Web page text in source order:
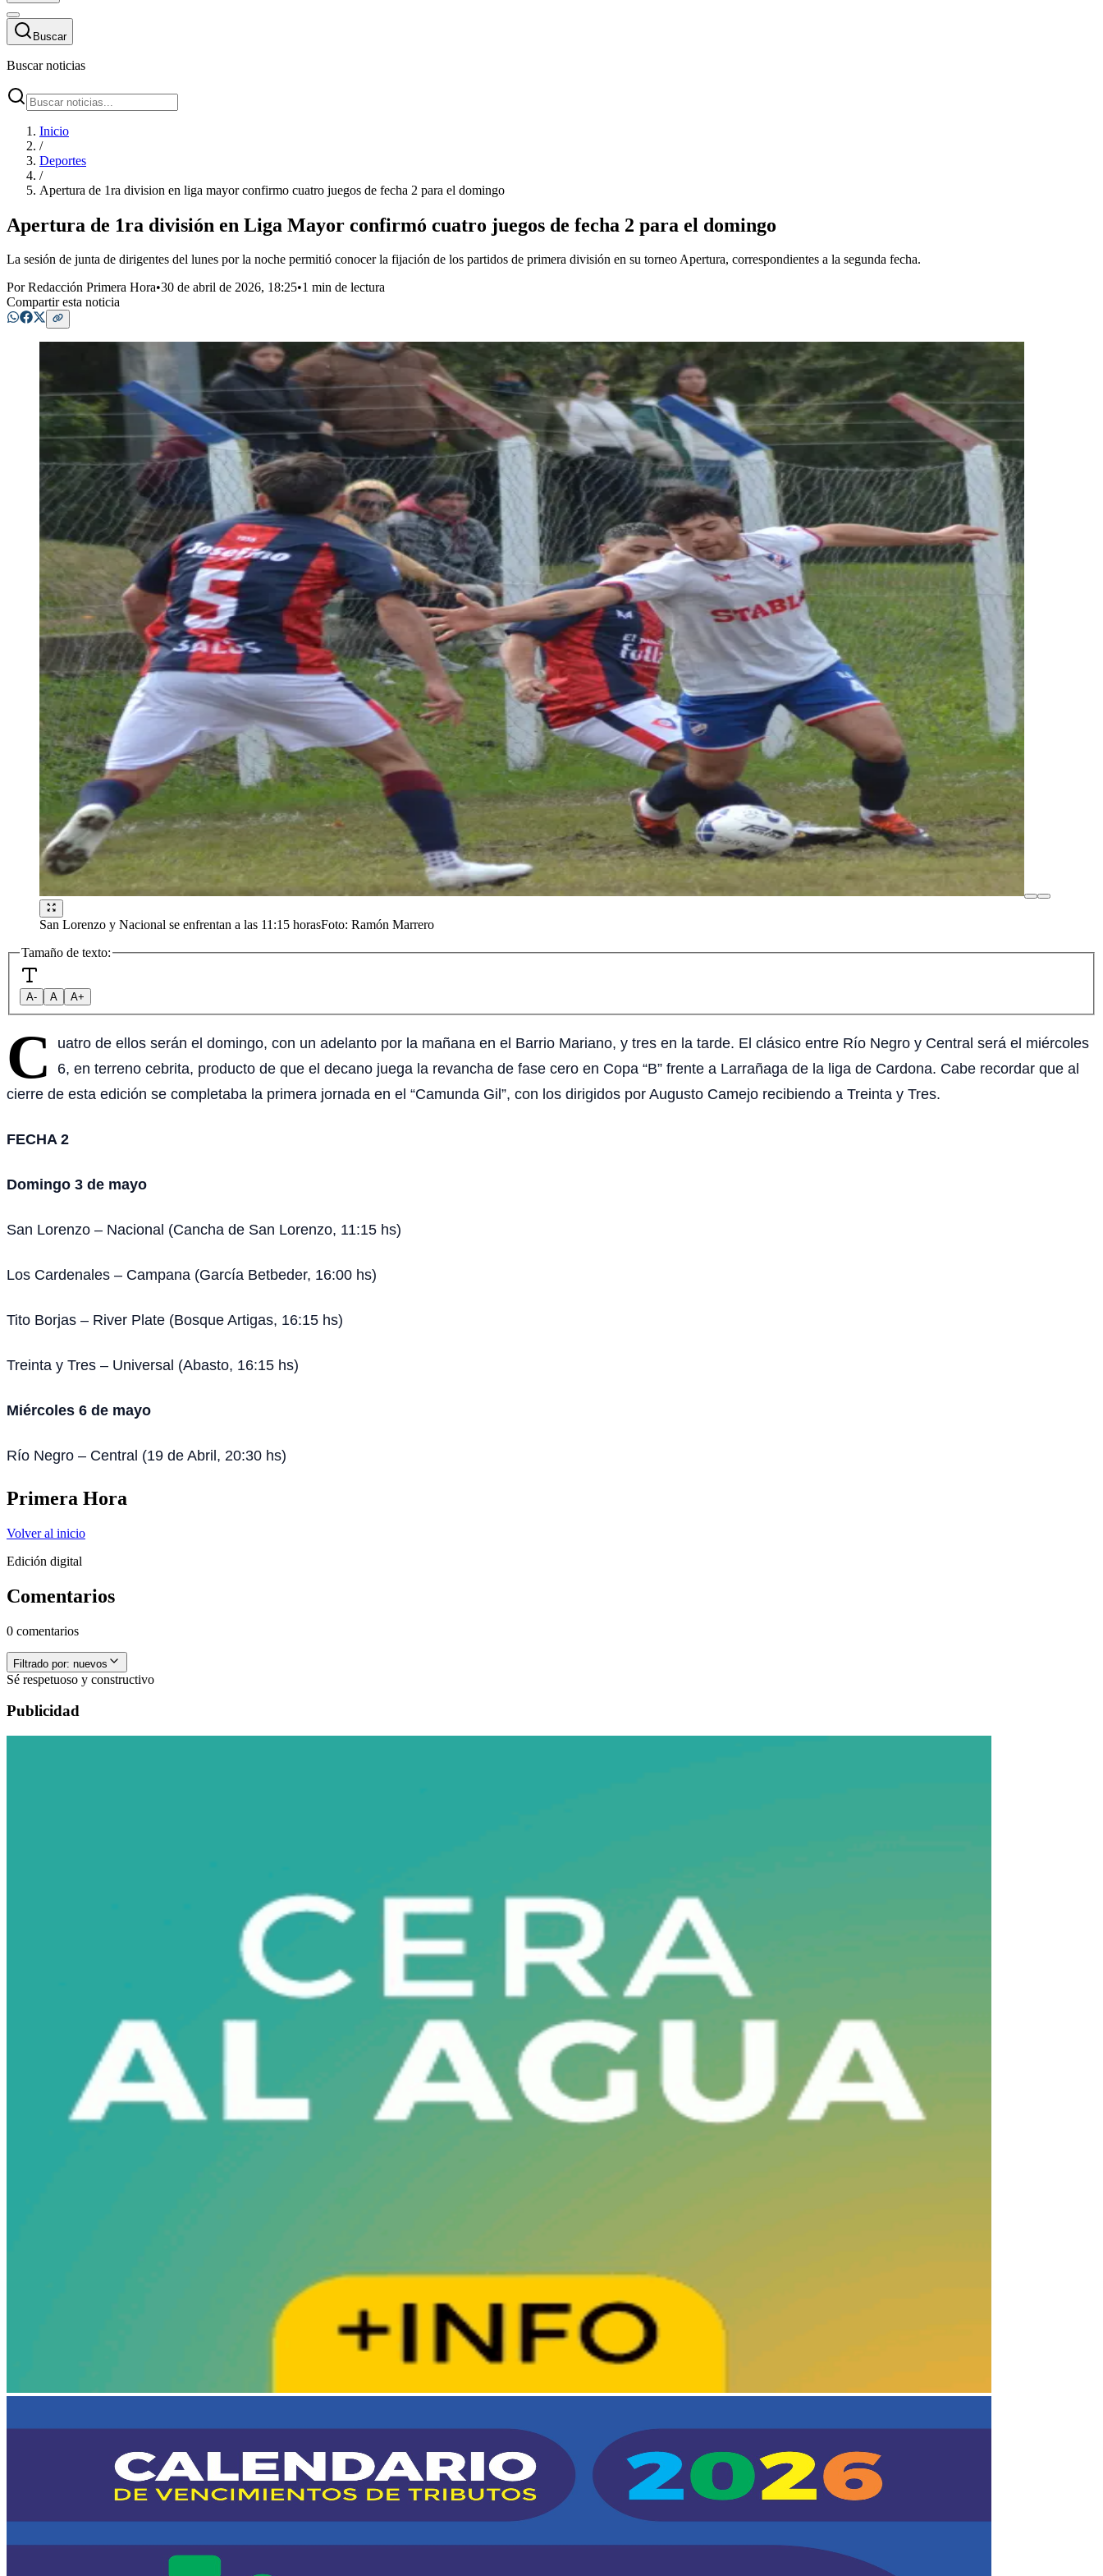
Buscar
Buscar noticias
Inicio
/
Deportes
/
Apertura de 1ra division en liga mayor confirmo cuatro juegos de fecha 2 para el domingo
Apertura de 1ra división en Liga Mayor confirmó cuatro juegos de fecha 2 para el domingo
La sesión de junta de dirigentes del lunes por la noche permitió conocer la fijación de los partidos de primera división en su torneo Apertura, correspondientes a la segunda fecha.
PorRedacción Primera Hora•30 de abril de 2026, 18:25•1 min de lectura
Compartir esta noticia
San Lorenzo y Nacional se enfrentan a las 11:15 horasFoto: Ramón Marrero
Tamaño de texto:
A- A A+
C
uatro de ellos serán el domingo, con un adelanto por la mañana en el Barrio Mariano, y tres en la tarde. El clásico entre Río Negro y Central será el miércoles
6, en terreno cebrita, producto de que el decano juega la revancha de fase cero en Copa “B” frente a Larrañaga de la liga de Cardona. Cabe recordar que al
cierre de esta edición se completaba la primera jornada en el “Camunda Gil”, con los dirigidos por Augusto Camejo recibiendo a Treinta y Tres.
FECHA 2
Domingo 3 de mayo
San Lorenzo – Nacional (Cancha de San Lorenzo, 11:15 hs)
Los Cardenales – Campana (García Betbeder, 16:00 hs)
Tito Borjas – River Plate (Bosque Artigas, 16:15 hs)
Treinta y Tres – Universal (Abasto, 16:15 hs)
Miércoles 6 de mayo
Río Negro – Central (19 de Abril, 20:30 hs)
Primera Hora
Volver al inicio
Edición digital
Comentarios
0 comentarios
Filtrado por: nuevos
Sé respetuoso y constructivo
Publicidad